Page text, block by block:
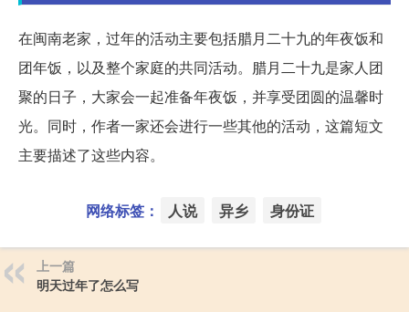
在闽南老家，过年的活动主要包括腊月二十九的年夜饭和
团年饭，以及整个家庭的共同活动。腊月二十九是家人团
聚的日子，大家会一起准备年夜饭，并享受团圆的温馨时
光。同时，作者一家还会进行一些其他的活动，这篇短文
主要描述了这些内容。
网络标签： 人说 异乡 身份证
上一篇
明天过年了怎么写